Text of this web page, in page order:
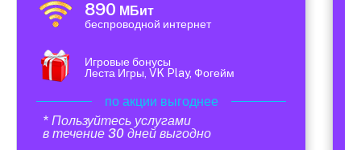
890 МБит
беспроводной интернет
Игровые бонусы
Леста Игры, VK Play, Фогейм
по акции выгоднее
* Пользуйтесь услугами
в течение 30 дней выгодно